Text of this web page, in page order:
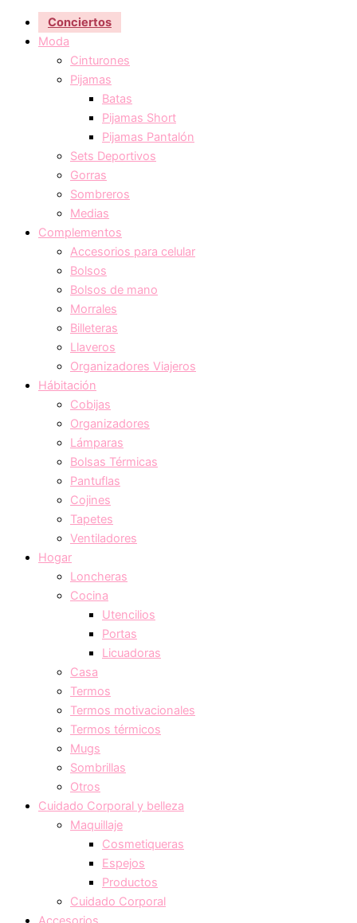
Conciertos
Moda
Cinturones
Pijamas
Batas
Pijamas Short
Pijamas Pantalón
Sets Deportivos
Gorras
Sombreros
Medias
Complementos
Accesorios para celular
Bolsos
Bolsos de mano
Morrales
Billeteras
Llaveros
Organizadores Viajeros
Hábitación
Cobijas
Organizadores
Lámparas
Bolsas Térmicas
Pantuflas
Cojines
Tapetes
Ventiladores
Hogar
Loncheras
Cocina
Utencilios
Portas
Licuadoras
Casa
Termos
Termos motivacionales
Termos térmicos
Mugs
Sombrillas
Otros
Cuidado Corporal y belleza
Maquillaje
Cosmetiqueras
Espejos
Productos
Cuidado Corporal